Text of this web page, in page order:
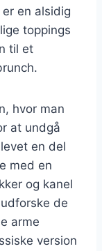
en alsidig
toppings
til et
hvor man
at undgå
en del
med en
og kanel
de
arme
version